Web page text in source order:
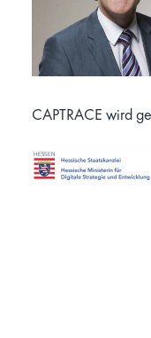
CAPTRACE wird